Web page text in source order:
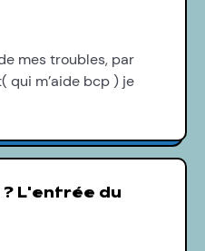
mes troubles, par
qui m’aide bcp ) je
L'entrée du